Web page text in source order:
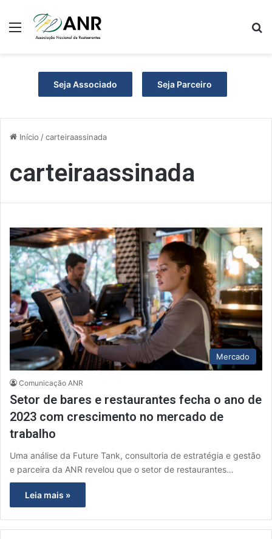
Menu
Seja Associado Seja Parceiro
Início /carteiraassinada
carteiraassinada
Mercado
Comunicação ANR
Setor de bares e restaurantes fecha o ano de
2023 com crescimento no mercado de
trabalho
Uma análise da Future Tank, consultoria de estratégia e gestão
e parceira da ANR revelou que o setor de restaurantes…
Leia mais »